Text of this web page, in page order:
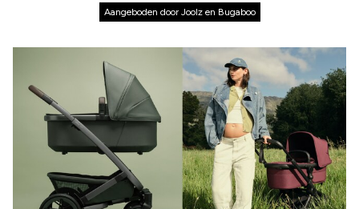
Aangeboden door Joolz en Bugaboo